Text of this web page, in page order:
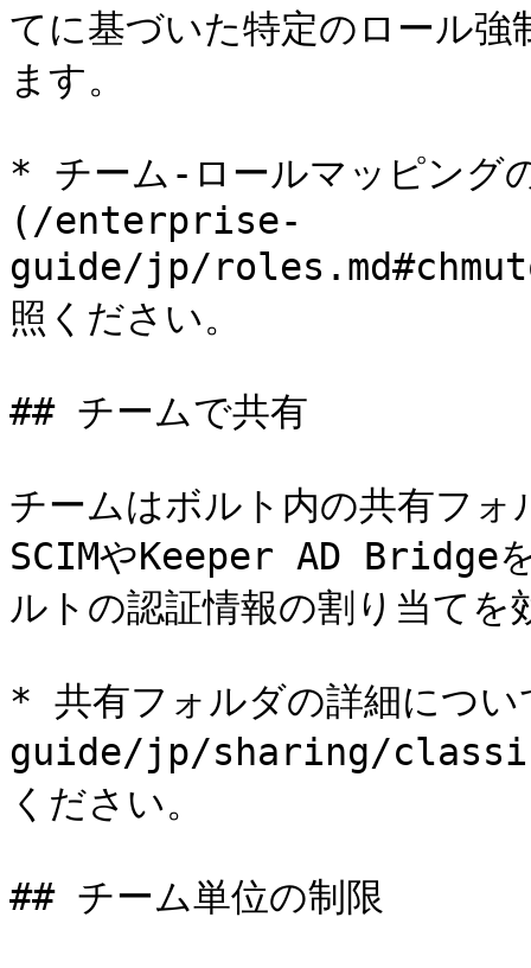
てに基づいた特定のロール
ます。
* チーム-ロールマッピング
(/enterprise-
guide/jp/
照ください。
## チームで共有
チームはボルト内の共有フ
SCIMやKeeper AD Bridge
ルトの認証情報の割り当てを
* 共有フォルダの詳細に
guide/jp/sharing/
ください。
## チーム単位の制限